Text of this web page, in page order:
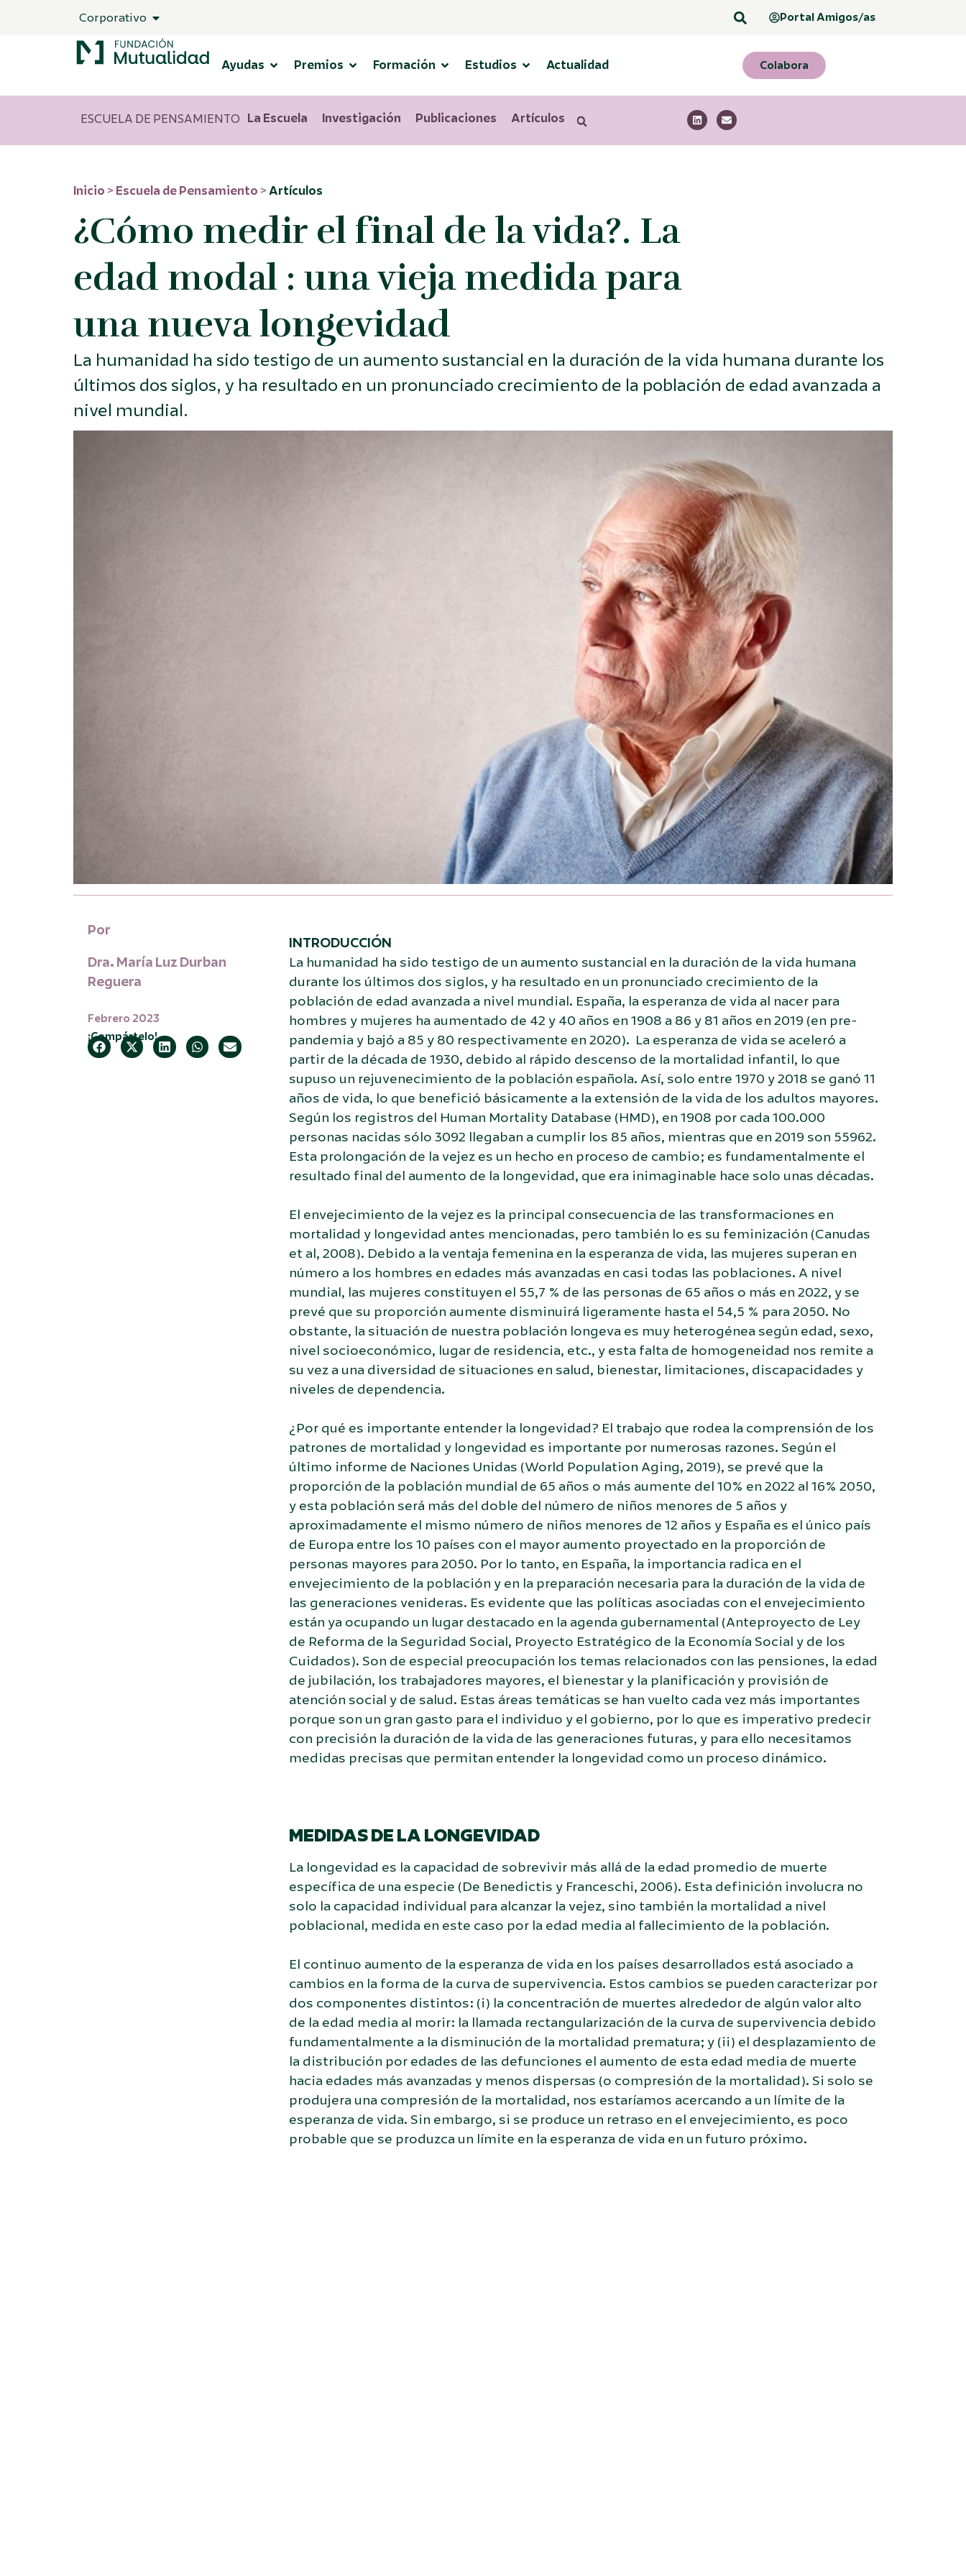
Corporativo Portal Amigos/as
Ayudas Premios Formación Estudios Actualidad Colabora
ESCUELA DE PENSAMIENTO La Escuela Investigación Publicaciones Artículos
Inicio > Escuela de Pensamiento >Artículos
¿Cómo medir el final de la vida?. La
edad modal : una vieja medida para
una nueva longevidad
La humanidad ha sido testigo de un aumento sustancial en la duración de la vida humana durante los
últimos dos siglos, y ha resultado en un pronunciado crecimiento de la población de edad avanzada a
nivel mundial.
Por
Dra. María Luz Durban
Reguera
Febrero 2023
¡Compártelo!
INTRODUCCIÓN
La humanidad ha sido testigo de un aumento sustancial en la duración de la vida humana
durante los últimos dos siglos, y ha resultado en un pronunciado crecimiento de la
población de edad avanzada a nivel mundial. España, la esperanza de vida al nacer para
hombres y mujeres ha aumentado de 42 y 40 años en 1908 a 86 y 81 años en 2019 (en pre-
pandemia y bajó a 85 y 80 respectivamente en 2020). La esperanza de vida se aceleró a
partir de la década de 1930, debido al rápido descenso de la mortalidad infantil, lo que
supuso un rejuvenecimiento de la población española. Así, solo entre 1970 y 2018 se ganó 11
años de vida, lo que benefició básicamente a la extensión de la vida de los adultos mayores.
Según los registros del Human Mortality Database (HMD), en 1908 por cada 100.000
personas nacidas sólo 3092 llegaban a cumplir los 85 años, mientras que en 2019 son 55962.
Esta prolongación de la vejez es un hecho en proceso de cambio; es fundamentalmente el
resultado final del aumento de la longevidad, que era inimaginable hace solo unas décadas.
El envejecimiento de la vejez es la principal consecuencia de las transformaciones en
mortalidad y longevidad antes mencionadas, pero también lo es su feminización (Canudas
et al, 2008). Debido a la ventaja femenina en la esperanza de vida, las mujeres superan en
número a los hombres en edades más avanzadas en casi todas las poblaciones. A nivel
mundial, las mujeres constituyen el 55,7 % de las personas de 65 años o más en 2022, y se
prevé que su proporción aumente disminuirá ligeramente hasta el 54,5 % para 2050. No
obstante, la situación de nuestra población longeva es muy heterogénea según edad, sexo,
nivel socioeconómico, lugar de residencia, etc., y esta falta de homogeneidad nos remite a
su vez a una diversidad de situaciones en salud, bienestar, limitaciones, discapacidades y
niveles de dependencia.
¿Por qué es importante entender la longevidad? El trabajo que rodea la comprensión de los
patrones de mortalidad y longevidad es importante por numerosas razones. Según el
último informe de Naciones Unidas (World Population Aging, 2019), se prevé que la
proporción de la población mundial de 65 años o más aumente del 10% en 2022 al 16% 2050,
y esta población será más del doble del número de niños menores de 5 años y
aproximadamente el mismo número de niños menores de 12 años y España es el único país
de Europa entre los 10 países con el mayor aumento proyectado en la proporción de
personas mayores para 2050. Por lo tanto, en España, la importancia radica en el
envejecimiento de la población y en la preparación necesaria para la duración de la vida de
las generaciones venideras. Es evidente que las políticas asociadas con el envejecimiento
están ya ocupando un lugar destacado en la agenda gubernamental (Anteproyecto de Ley
de Reforma de la Seguridad Social, Proyecto Estratégico de la Economía Social y de los
Cuidados). Son de especial preocupación los temas relacionados con las pensiones, la edad
de jubilación, los trabajadores mayores, el bienestar y la planificación y provisión de
atención social y de salud. Estas áreas temáticas se han vuelto cada vez más importantes
porque son un gran gasto para el individuo y el gobierno, por lo que es imperativo predecir
con precisión la duración de la vida de las generaciones futuras, y para ello necesitamos
medidas precisas que permitan entender la longevidad como un proceso dinámico.
MEDIDAS DE LA LONGEVIDAD
La longevidad es la capacidad de sobrevivir más allá de la edad promedio de muerte
específica de una especie (De Benedictis y Franceschi, 2006). Esta definición involucra no
solo la capacidad individual para alcanzar la vejez, sino también la mortalidad a nivel
poblacional, medida en este caso por la edad media al fallecimiento de la población.
El continuo aumento de la esperanza de vida en los países desarrollados está asociado a
cambios en la forma de la curva de supervivencia. Estos cambios se pueden caracterizar por
dos componentes distintos: (i) la concentración de muertes alrededor de algún valor alto
de la edad media al morir: la llamada rectangularización de la curva de supervivencia debido
fundamentalmente a la disminución de la mortalidad prematura; y (ii) el desplazamiento de
la distribución por edades de las defunciones el aumento de esta edad media de muerte
hacia edades más avanzadas y menos dispersas (o compresión de la mortalidad). Si solo se
produjera una compresión de la mortalidad, nos estaríamos acercando a un límite de la
esperanza de vida. Sin embargo, si se produce un retraso en el envejecimiento, es poco
probable que se produzca un límite en la esperanza de vida en un futuro próximo.